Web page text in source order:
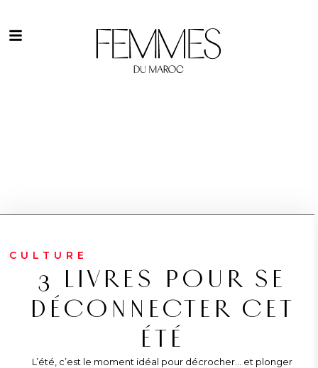
CULTURE
3 LIVRES POUR SE
DÉCONNECTER CET
ÉTÉ
L’été, c’est le moment idéal pour décrocher… et plonger